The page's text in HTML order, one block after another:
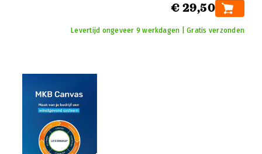
€ 29,50
Levertijd ongeveer 9 werkdagen | Gratis verzonden